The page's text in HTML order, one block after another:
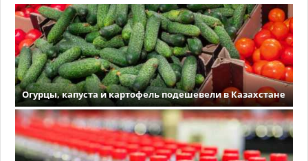
Огурцы, капуста и картофель подешевели в Казахстане